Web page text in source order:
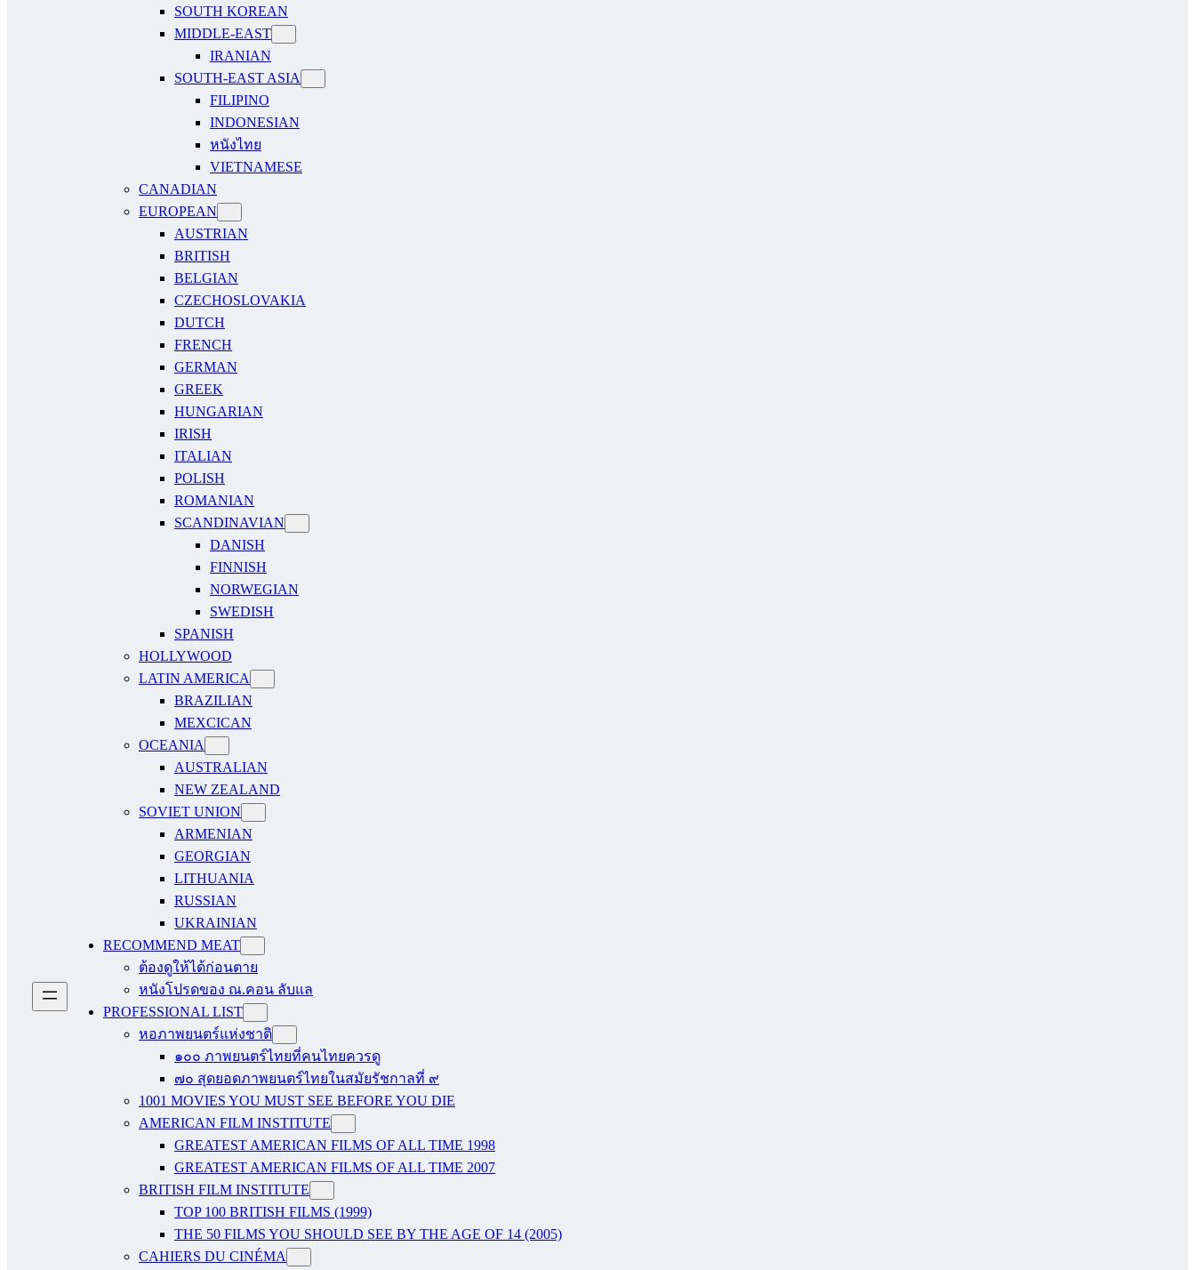
SOUTH KOREAN
MIDDLE-EAST
IRANIAN
SOUTH-EAST ASIA
FILIPINO
INDONESIAN
หนังไทย
VIETNAMESE
CANADIAN
EUROPEAN
AUSTRIAN
BRITISH
BELGIAN
CZECHOSLOVAKIA
DUTCH
FRENCH
GERMAN
GREEK
HUNGARIAN
IRISH
ITALIAN
POLISH
ROMANIAN
SCANDINAVIAN
DANISH
FINNISH
NORWEGIAN
SWEDISH
SPANISH
HOLLYWOOD
LATIN AMERICA
BRAZILIAN
MEXCICAN
OCEANIA
AUSTRALIAN
NEW ZEALAND
SOVIET UNION
ARMENIAN
GEORGIAN
LITHUANIA
RUSSIAN
UKRAINIAN
RECOMMEND MEAT
ต้องดูให้ได้ก่อนตาย
หนังโปรดของ ณ.คอน ลับแล
PROFESSIONAL LIST
หอภาพยนตร์แห่งชาติ
๑๐๐ ภาพยนตร์ไทยที่คนไทยควรดู
๗๐ สุดยอดภาพยนตร์ไทยในสมัยรัชกาลที่ ๙
1001 MOVIES YOU MUST SEE BEFORE YOU DIE
AMERICAN FILM INSTITUTE
GREATEST AMERICAN FILMS OF ALL TIME 1998
GREATEST AMERICAN FILMS OF ALL TIME 2007
BRITISH FILM INSTITUTE
TOP 100 BRITISH FILMS (1999)
THE 50 FILMS YOU SHOULD SEE BY THE AGE OF 14 (2005)
CAHIERS DU CINÉMA